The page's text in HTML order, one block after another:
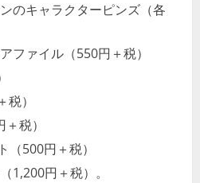
のキャラクターピンズ（各
ファイル（550円＋税）
）
税）
（500円＋税）
1,200円＋税）​​。